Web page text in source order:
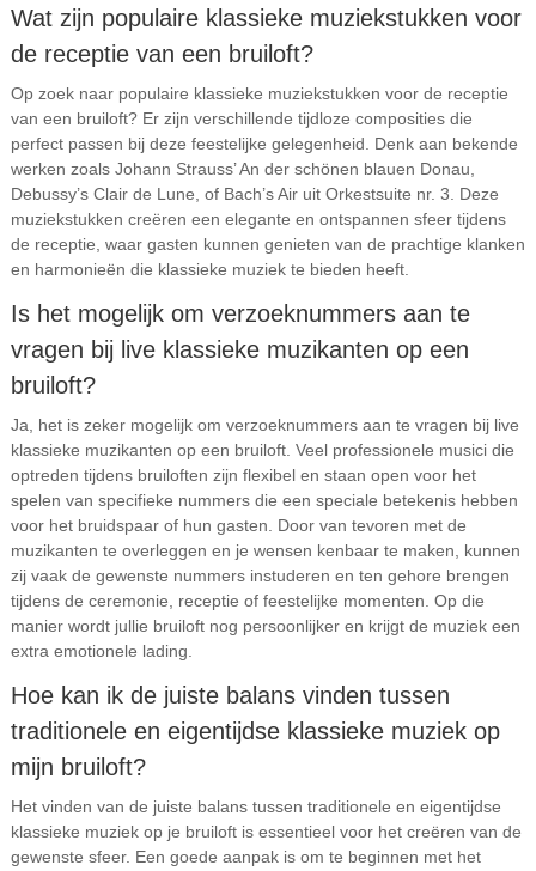
Wat zijn populaire klassieke muziekstukken voor
de receptie van een bruiloft?
Op zoek naar populaire klassieke muziekstukken voor de receptie
van een bruiloft? Er zijn verschillende tijdloze composities die
perfect passen bij deze feestelijke gelegenheid. Denk aan bekende
werken zoals Johann Strauss’ An der schönen blauen Donau,
Debussy’s Clair de Lune, of Bach’s Air uit Orkestsuite nr. 3. Deze
muziekstukken creëren een elegante en ontspannen sfeer tijdens
de receptie, waar gasten kunnen genieten van de prachtige klanken
en harmonieën die klassieke muziek te bieden heeft.
Is het mogelijk om verzoeknummers aan te
vragen bij live klassieke muzikanten op een
bruiloft?
Ja, het is zeker mogelijk om verzoeknummers aan te vragen bij live
klassieke muzikanten op een bruiloft. Veel professionele musici die
optreden tijdens bruiloften zijn flexibel en staan open voor het
spelen van specifieke nummers die een speciale betekenis hebben
voor het bruidspaar of hun gasten. Door van tevoren met de
muzikanten te overleggen en je wensen kenbaar te maken, kunnen
zij vaak de gewenste nummers instuderen en ten gehore brengen
tijdens de ceremonie, receptie of feestelijke momenten. Op die
manier wordt jullie bruiloft nog persoonlijker en krijgt de muziek een
extra emotionele lading.
Hoe kan ik de juiste balans vinden tussen
traditionele en eigentijdse klassieke muziek op
mijn bruiloft?
Het vinden van de juiste balans tussen traditionele en eigentijdse
klassieke muziek op je bruiloft is essentieel voor het creëren van de
gewenste sfeer. Een goede aanpak is om te beginnen met het